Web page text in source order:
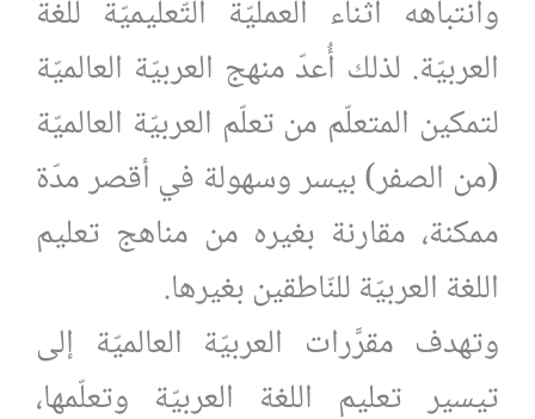
وانتباهه أثناء العمليّة التّعليميّة للّغة
العربيّة. لذلك أُعدّ منهج العربيّة العالميّة
لتمكين المتعلّم من تعلّم العربيّة العالميّة
(من الصفر) بيسر وسهولة في أقصر مدّة
ممكنة، مقارنة بغيره من مناهج تعليم
اللغة العربيّة للنّاطقين بغيرها.
وتهدف مقرَّرات العربيّة العالميّة إلى
تيسير تعليم اللغة العربيّة وتعلّمها،